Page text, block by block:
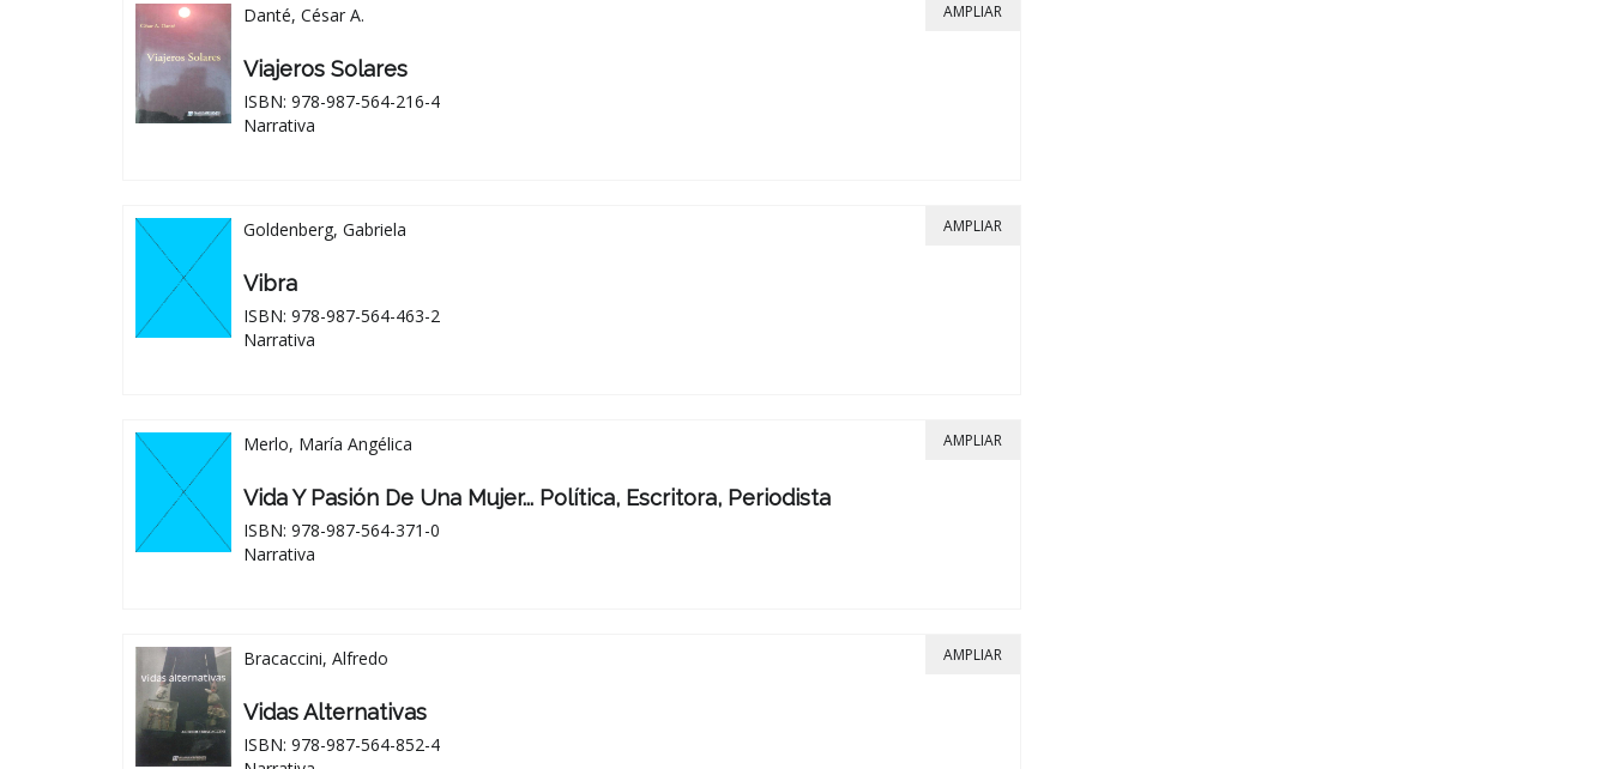
Danté, César A.
Viajeros Solares
ISBN: 978-987-564-216-4
Narrativa
AMPLIAR
Goldenberg, Gabriela
Vibra
ISBN: 978-987-564-463-2
Narrativa
AMPLIAR
Merlo, María Angélica
Vida Y Pasión De Una Mujer... Política, Escritora, Periodista
ISBN: 978-987-564-371-0
Narrativa
AMPLIAR
Bracaccini, Alfredo
Vidas Alternativas
ISBN: 978-987-564-852-4
AMPLIAR